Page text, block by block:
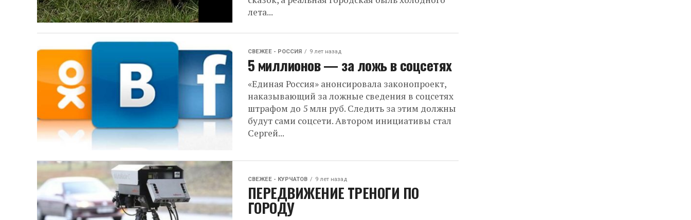
лета...
СВЕЖЕЕ - РОССИЯ 9 лет назад
5 миллионов — за ложь в соцсетях
«Единая Россия» анонсировала законопроект,
наказывающий за ложные сведения в соцсетях
штрафом до 5 млн руб. Следить за этим должны
будут сами соцсети. Автором инициативы стал
Сергей...
СВЕЖЕЕ - КУРЧАТОВ 9 лет назад
ПЕРЕДВИЖЕНИЕ ТРЕНОГИ ПО
ГОРОДУ